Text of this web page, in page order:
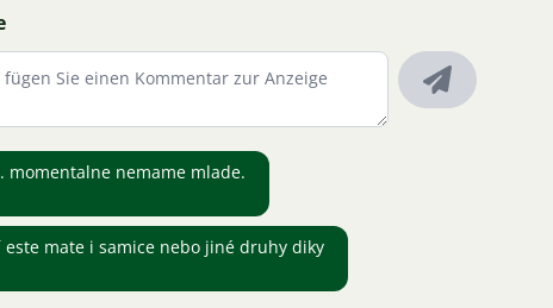
momentalne nemame mlade.
mate i samice nebo jiné druhy diky